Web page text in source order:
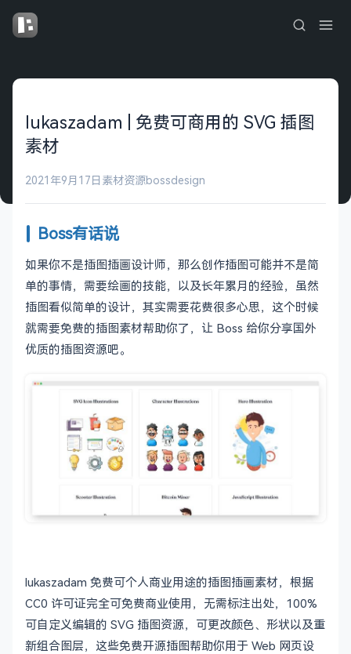
lukaszadam | 免费可商用的 SVG 插图
素材
2021年9月17日 素材资源bossdesign
Boss有话说
如果你不是插图插画设计师，那么创作插图可能并不是简
单的事情，需要绘画的技能，以及长年累月的经验，虽然
插图看似简单的设计，其实需要花费很多心思，这个时候
就需要免费的插图素材帮助你了，让 Boss 给你分享国外
优质的插图资源吧。
lukaszadam 免费可个人商业用途的插图插画素材，根据
CC0 许可证完全可免费商业使用，无需标注出处，100%
可自定义编辑的 SVG 插图资源，可更改颜色、形状以及重
新组合图层，这些免费开源插图帮助你用于 Web 网页设